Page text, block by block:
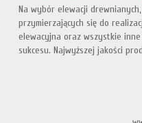
Na wybór elewacji
przymierzających się do
elewacyjna oraz wszystkie
sukcesu. Najwyższej jakości